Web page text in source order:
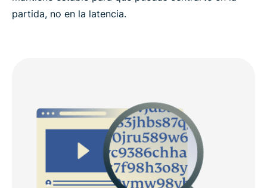
partida, no en la latencia.